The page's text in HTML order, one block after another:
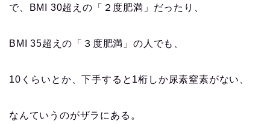
で、BMI 30超えの「２度肥満」だったり、
BMI 35超えの「３度肥満」の人でも、
10くらいとか、下手すると1桁しか尿素窒素がない、
なんていうのがザラにある。